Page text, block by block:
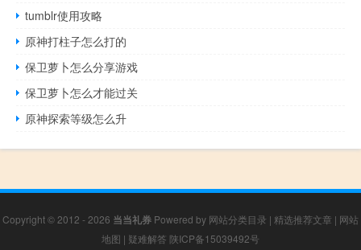
tumblr使用攻略
原神打柱子怎么打的
保卫萝卜怎么分享游戏
保卫萝卜怎么才能过关
原神探索等级怎么升
Copyright © 2012 - 2026 当当礼券 Powered by 网站分类目录 | 精选推荐文章 | 网站
地图 | 疑难解答 陕ICP备15039492号